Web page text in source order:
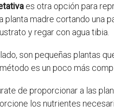
es otra opción para
planta madre cortando una
y regar con agua tibia.
son pequeñas plantas
es un poco más
de proporcionar a las
los nutrientes